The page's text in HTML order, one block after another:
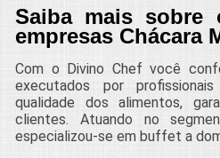
Saiba mais sobre
empresas Chácara
Com o Divino Chef você
executados por
qualidade dos alimentos,
clientes. Atuando no
especializou-se em buffet a